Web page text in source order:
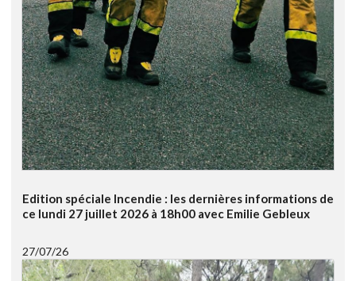
Edition spéciale Incendie : les dernières informations de
ce lundi 27 juillet 2026 à 18h00 avec Emilie Gebleux
27/07/26